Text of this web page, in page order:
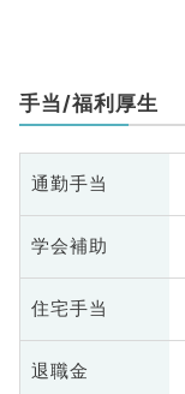
手当/福利厚生
通勤手当
学会補助
住宅手当
退職金